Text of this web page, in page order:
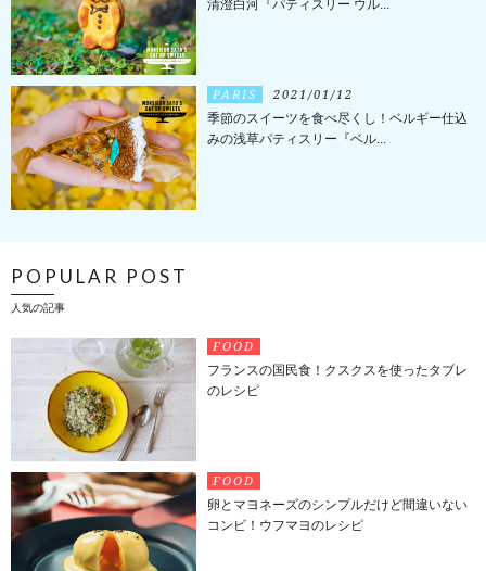
清澄白河『パティスリー ウル...
PARIS 2021/01/12
季節のスイーツを食べ尽くし！ベルギー仕込
みの浅草パティスリー『ベル...
POPULAR POST
人気の記事
FOOD
フランスの国民食！クスクスを使ったタブレ
のレシピ
FOOD
卵とマヨネーズのシンプルだけど間違いない
コンビ！ウフマヨのレシピ